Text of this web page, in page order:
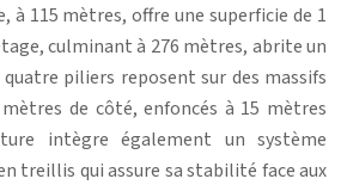
à 115 mètres, offre une superficie de 1
culminant à 276 mètres, abrite un
quatre piliers reposent sur des massifs
de côté, enfoncés à 15 mètres
intègre également un système
treillis qui assure sa stabilité face aux